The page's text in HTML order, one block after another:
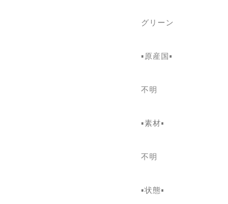
グリーン
▪️原産国▪
不明
▪️素材▪
不明
▪️状態▪️